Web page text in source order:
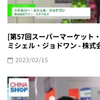
[第57回スーパーマーケット
ミシェル・ジョドワン - 株
2023/02/15